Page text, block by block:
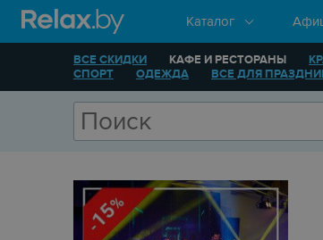
Каталог
ВСЕ СКИДКИ КАФЕ И РЕСТОРАНЫ
СПОРТ
ОДЕЖДА ВСЕ ДЛЯ